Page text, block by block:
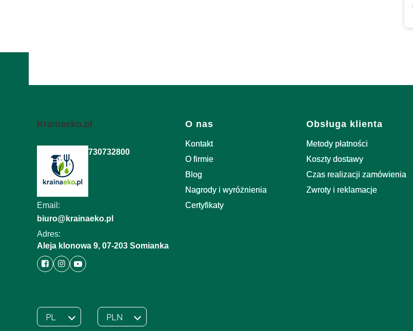
Krainaeko.pl
730732800
Email:
biuro@krainaeko.pl
Adres:
Aleja klonowa 9, 07-203 Somianka
Linki w stopce
O nas
Kontakt
O firmie
Blog
Nagrody i wyróżnienia
Certyfikaty
Obsługa klienta
Metody płatności
Koszty dostawy
Czas realizacji zamówienia
Zwroty i reklamacje
Wybrany język:
PL
polski Wybrana waluta:
PLN